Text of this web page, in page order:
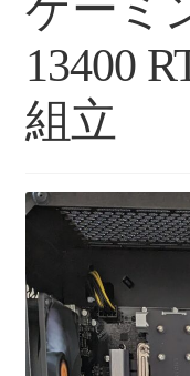
キ
ッ
プ
プ
お買い物カゴ
お買い物ガイド
お問い合わせ
フルカスタマイズ相
みんなのPC組立履歴
13400
組立